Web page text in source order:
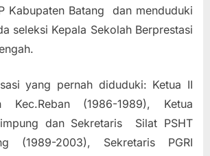
Kabupaten Batang dan menduduki
seleksi Kepala Sekolah Berprestasi
yang pernah diduduki: Ketua II
Kec.Reban (1986-1989), Ketua
dan Sekretaris Silat PSHT
(1989-2003), Sekretaris PGRI